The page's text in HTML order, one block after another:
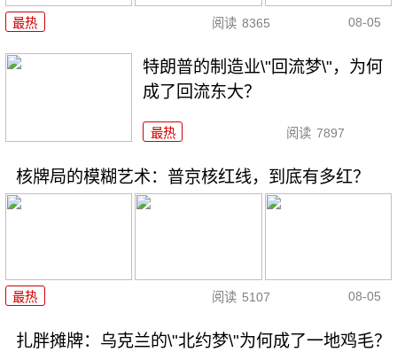
最热 阅读 8365 08-05
特朗普的制造业\"回流梦\"，为何
成了回流东大？
最热 阅读 7897
核牌局的模糊艺术：普京核红线，到底有多红？
最热 阅读 5107 08-05
扎胖摊牌：乌克兰的\"北约梦\"为何成了一地鸡毛？